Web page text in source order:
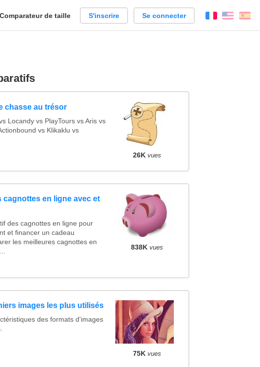
Comparateur de taille S'inscrire Se connecter FrançaisEnglish
chasse au trésor
Locandy vs PlayTours vs Aris vs
vs Klikaklu vs
26K vues
cagnottes en ligne avec et
des cagnottes en ligne pour
et financer un cadeau
les meilleures cagnottes en
838K vues
images les plus utilisés
des formats d'images
75K vues